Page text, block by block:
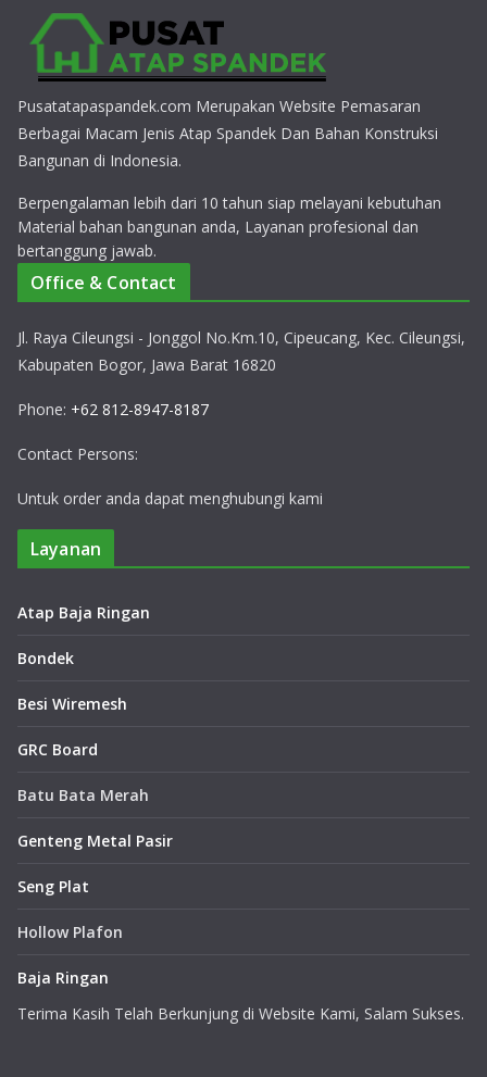
Pusatatapaspandek.com Merupakan Website Pemasaran
Berbagai Macam Jenis Atap Spandek Dan Bahan Konstruksi
Bangunan di Indonesia.
Berpengalaman lebih dari 10 tahun siap melayani kebutuhan
Material bahan bangunan anda, Layanan profesional dan
bertanggung jawab.
Office & Contact
Jl. Raya Cileungsi - Jonggol No.Km.10, Cipeucang, Kec. Cileungsi,
Kabupaten Bogor, Jawa Barat 16820
Phone: +62 812-8947-8187
Contact Persons:
Untuk order anda dapat menghubungi kami
Layanan
Atap Baja Ringan
Bondek
Besi Wiremesh
GRC Board
Batu Bata Merah
Genteng Metal Pasir
Seng Plat
Hollow Plafon
Baja Ringan
Terima Kasih Telah Berkunjung di Website Kami, Salam Sukses.